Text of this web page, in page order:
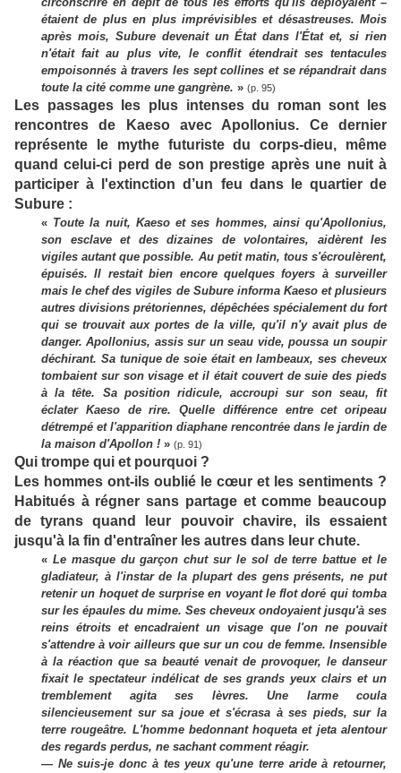
étaient de plus en plus imprévisibles et désastreuses. Mois
après mois, Subure devenait un État dans l'État et, si rien
n'était fait au plus vite, le conflit étendrait ses tentacules
empoisonnés à travers les sept collines et se répandrait dans
toute la cité comme une gangrène. » (p. 95)
Les passages les plus intenses du roman sont les
rencontres de Kaeso avec Apollonius. Ce dernier
représente le mythe futuriste du corps-dieu, même
quand celui-ci perd de son prestige après une nuit à
participer à l'extinction d’un feu dans le quartier de
Subure :
« Toute la nuit, Kaeso et ses hommes, ainsi qu'Apollonius,
son esclave et des dizaines de volontaires, aidèrent les
vigiles autant que possible. Au petit matin, tous s'écroulèrent,
épuisés. Il restait bien encore quelques foyers à surveiller
mais le chef des vigiles de Subure informa Kaeso et plusieurs
autres divisions prétoriennes, dépêchées spécialement du fort
qui se trouvait aux portes de la ville, qu'il n'y avait plus de
danger. Apollonius, assis sur un seau vide, poussa un soupir
déchirant. Sa tunique de soie était en lambeaux, ses cheveux
tombaient sur son visage et il était couvert de suie des pieds
à la tête. Sa position ridicule, accroupi sur son seau, fit
éclater Kaeso de rire. Quelle différence entre cet oripeau
détrempé et l'apparition diaphane rencontrée dans le jardin de
la maison d'Apollon ! » (p. 91)
Qui trompe qui et pourquoi ?
Les hommes ont-ils oublié le cœur et les sentiments ?
Habitués à régner sans partage et comme beaucoup
de tyrans quand leur pouvoir chavire, ils essaient
jusqu'à la fin d'entraîner les autres dans leur chute.
« Le masque du garçon chut sur le sol de terre battue et le
gladiateur, à l'instar de la plupart des gens présents, ne put
retenir un hoquet de surprise en voyant le flot doré qui tomba
sur les épaules du mime. Ses cheveux ondoyaient jusqu'à ses
reins étroits et encadraient un visage que l'on ne pouvait
s'attendre à voir ailleurs que sur un cou de femme. Insensible
à la réaction que sa beauté venait de provoquer, le danseur
fixait le spectateur indélicat de ses grands yeux clairs et un
tremblement agita ses lèvres. Une larme coula
silencieusement sur sa joue et s'écrasa à ses pieds, sur la
terre rougeâtre. L'homme bedonnant hoqueta et jeta alentour
des regards perdus, ne sachant comment réagir.
— Ne suis-je donc à tes yeux qu'une terre aride à retourner,